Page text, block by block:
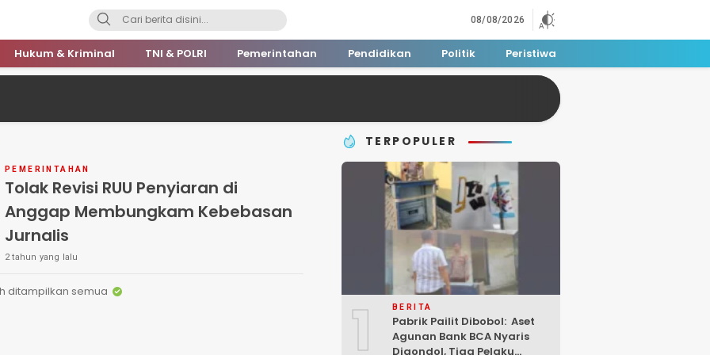
08/08/2026
Hukum & Kriminal TNI & POLRI Pemerintahan Pendidikan Politik Peristiwa
PEMERINTAHAN
Tolak Revisi RUU Penyiaran di
Anggap Membungkam Kebebasan
Jurnalis
2 tahun yang lalu
ditampilkan semua
TERPOPULER
1 BERITA
Pabrik Pailit Dibobol: Aset
Agunan Bank BCA Nyaris
Digondol, Tiga Pelaku